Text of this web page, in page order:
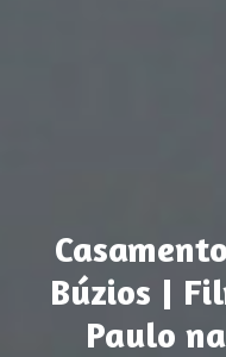
Búzios |
Paulo